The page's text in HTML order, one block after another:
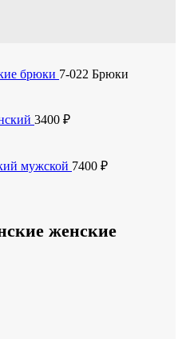
брюки 7-022 Брюки
3400 ₽
мужской 7400 ₽
женские